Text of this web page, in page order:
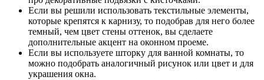
Если вы решили использовать текстильные элементы,
которые крепятся к карнизу, то подобрав для него более
темный, чем цвет стены оттенок, вы сделаете
дополнительные акцент на оконном проеме.
Если вы используете шторку для ванной комнаты, то
можно подобрать аналогичный рисунок или цвет и для
украшения окна.